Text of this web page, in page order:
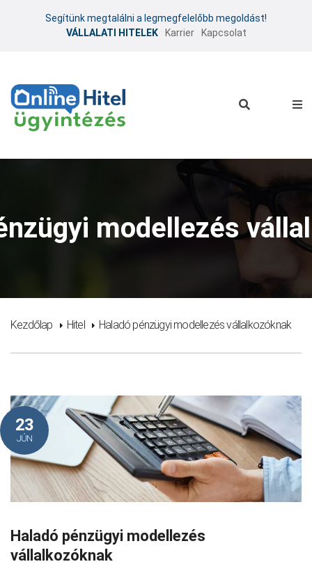
Segítünk megtalálni a legmegfelelőbb megoldást!
VÁLLALATI HITELEK
Karrier Kapcsolat
modellezés
Kezdőlap Hitel Haladó pénzügyi modellezés vállalkozóknak
23
JÚN
Haladó pénzügyi modellezés
vállalkozóknak